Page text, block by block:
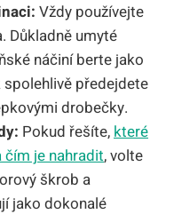
Vždy používejte
Důkladně umyté
náčiní berte jako
předejdete
drobečky.
Pokud řešíte,které
čím je nahradit, volte
škrob a
jako dokonalé